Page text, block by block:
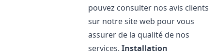
pouvez consulter nos avis clients
sur notre site web pour vous
assurer de la qualité de nos
services.Installation